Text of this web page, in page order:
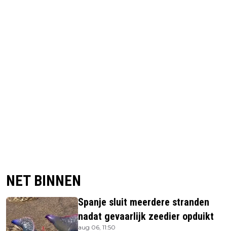
NET BINNEN
Spanje sluit meerdere stranden
nadat gevaarlijk zeedier opduikt
aug 06, 11:50